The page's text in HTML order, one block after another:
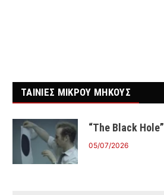
ΤΑΙΝΙΕΣ ΜΙΚΡΟΥ ΜΗΚΟΥΣ
“The Black Hole”
05/07/2026